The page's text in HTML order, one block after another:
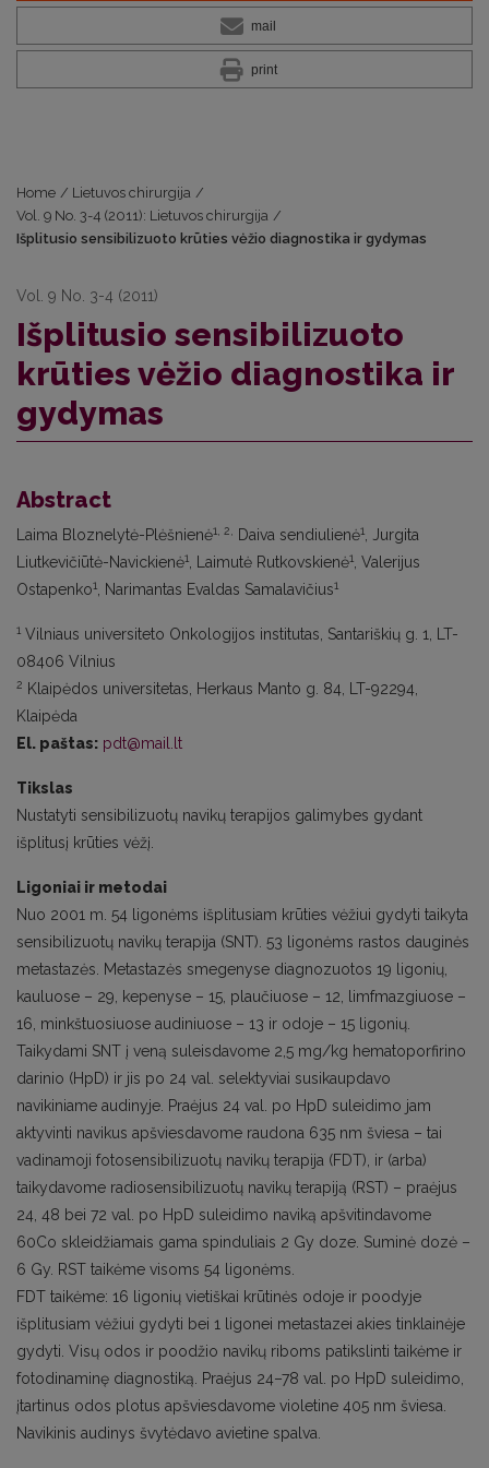
mail
print
Home / Lietuvos chirurgija /
Vol. 9 No. 3-4 (2011): Lietuvos chirurgija /
Išplitusio sensibilizuoto krūties vėžio diagnostika ir gydymas
Vol. 9 No. 3-4 (2011)
Išplitusio sensibilizuoto
krūties vėžio diagnostika ir
gydymas
Abstract
Laima Bloznelytė-Plėšnienė1, 2, Daiva sendiulienė1
, Jurgita
Liutkevičiūtė-Navickienė1 , Laimutė Rutkovskienė1
, Valerijus
Ostapenko1 , Narimantas Evaldas Samalavičius1
1 Vilniaus universiteto Onkologijos institutas, Santariškių g. 1, LT-
08406 Vilnius
2 Klaipėdos universitetas, Herkaus Manto g. 84, LT-92294,
Klaipėda
El. paštas: pdt@mail.lt
Tikslas
Nustatyti sensibilizuotų navikų terapijos galimybes gydant
išplitusį krūties vėžį.
Ligoniai ir metodai
Nuo 2001 m. 54 ligonėms išplitusiam krūties vėžiui gydyti taikyta
sensibilizuotų navikų terapija (SNT). 53 ligonėms rastos dauginės
metastazės. Metastazės smegenyse diagnozuotos 19 ligonių,
kauluose – 29, kepenyse – 15, plaučiuose – 12, limfmazgiuose –
16, minkštuosiuose audiniuose – 13 ir odoje – 15 ligonių.
Taikydami SNT į veną suleisdavome 2,5 mg/kg hematoporfirino
darinio (HpD) ir jis po 24 val. selektyviai susikaupdavo
navikiniame audinyje. Praėjus 24 val. po HpD suleidimo jam
aktyvinti navikus apšviesdavome raudona 635 nm šviesa – tai
vadinamoji fotosensibilizuotų navikų terapija (FDT), ir (arba)
taikydavome radiosensibilizuotų navikų terapiją (RST) – praėjus
24, 48 bei 72 val. po HpD suleidimo naviką apšvitindavome
60Co skleidžiamais gama spinduliais 2 Gy doze. Suminė dozė –
6 Gy. RST taikėme visoms 54 ligonėms.
FDT taikėme: 16 ligonių vietiškai krūtinės odoje ir poodyje
išplitusiam vėžiui gydyti bei 1 ligonei metastazei akies tinklainėje
gydyti. Visų odos ir poodžio navikų riboms patikslinti taikėme ir
fotodinaminę diagnostiką. Praėjus 24–78 val. po HpD suleidimo,
įtartinus odos plotus apšviesdavome violetine 405 nm šviesa.
Navikinis audinys švytėdavo avietine spalva.